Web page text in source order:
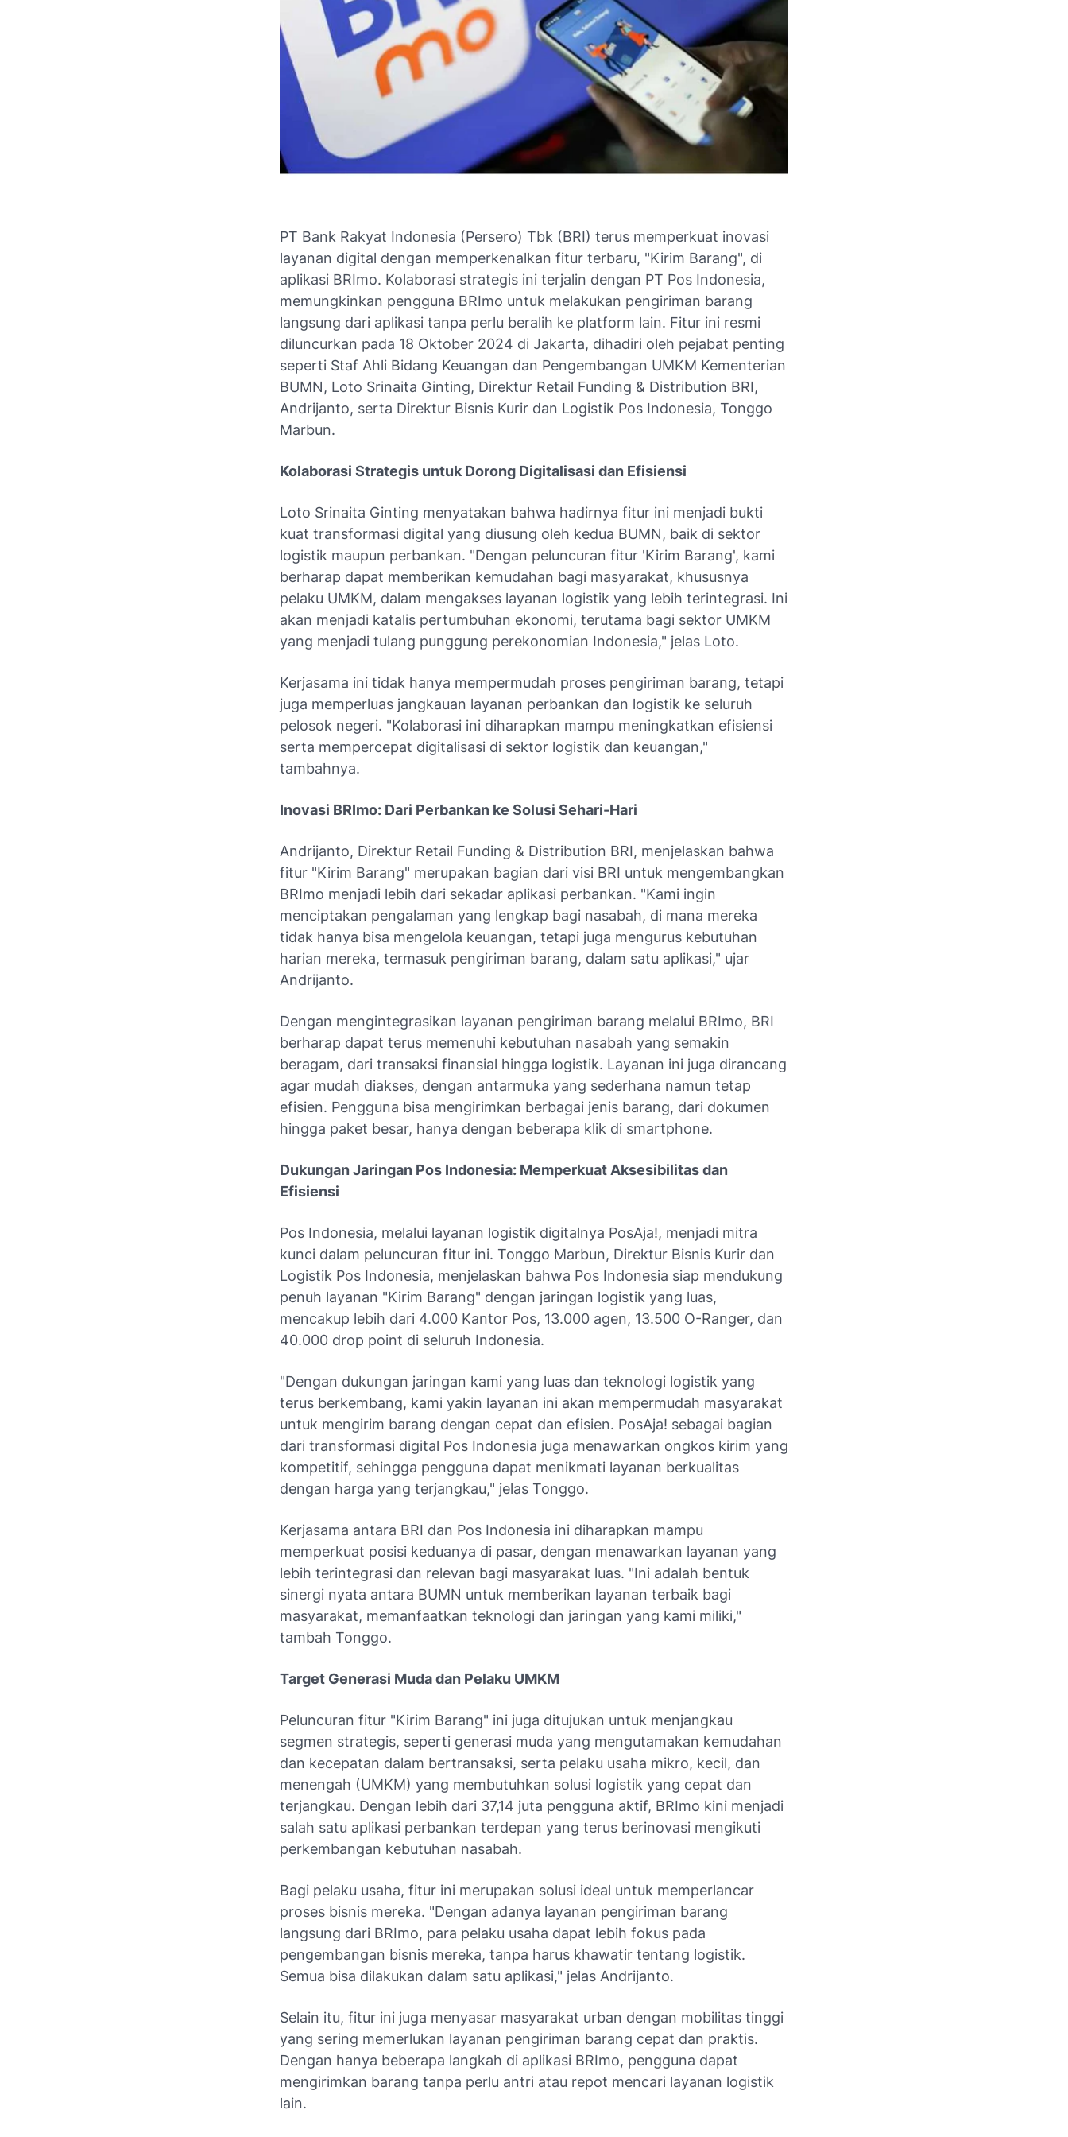
PT Bank Rakyat Indonesia (Persero) Tbk (BRI) terus memperkuat inovasi
layanan digital dengan memperkenalkan fitur terbaru, "Kirim Barang", di
aplikasi BRImo. Kolaborasi strategis ini terjalin dengan PT Pos Indonesia,
memungkinkan pengguna BRImo untuk melakukan pengiriman barang
langsung dari aplikasi tanpa perlu beralih ke platform lain. Fitur ini resmi
diluncurkan pada 18 Oktober 2024 di Jakarta, dihadiri oleh pejabat penting
seperti Staf Ahli Bidang Keuangan dan Pengembangan UMKM Kementerian
BUMN, Loto Srinaita Ginting, Direktur Retail Funding & Distribution BRI,
Andrijanto, serta Direktur Bisnis Kurir dan Logistik Pos Indonesia, Tonggo
Marbun.
Kolaborasi Strategis untuk Dorong Digitalisasi dan Efisiensi
Loto Srinaita Ginting menyatakan bahwa hadirnya fitur ini menjadi bukti
kuat transformasi digital yang diusung oleh kedua BUMN, baik di sektor
logistik maupun perbankan. "Dengan peluncuran fitur 'Kirim Barang', kami
berharap dapat memberikan kemudahan bagi masyarakat, khususnya
pelaku UMKM, dalam mengakses layanan logistik yang lebih terintegrasi. Ini
akan menjadi katalis pertumbuhan ekonomi, terutama bagi sektor UMKM
yang menjadi tulang punggung perekonomian Indonesia," jelas Loto.
Kerjasama ini tidak hanya mempermudah proses pengiriman barang, tetapi
juga memperluas jangkauan layanan perbankan dan logistik ke seluruh
pelosok negeri. "Kolaborasi ini diharapkan mampu meningkatkan efisiensi
serta mempercepat digitalisasi di sektor logistik dan keuangan,"
tambahnya.
Inovasi BRImo: Dari Perbankan ke Solusi Sehari-Hari
Andrijanto, Direktur Retail Funding & Distribution BRI, menjelaskan bahwa
fitur "Kirim Barang" merupakan bagian dari visi BRI untuk mengembangkan
BRImo menjadi lebih dari sekadar aplikasi perbankan. "Kami ingin
menciptakan pengalaman yang lengkap bagi nasabah, di mana mereka
tidak hanya bisa mengelola keuangan, tetapi juga mengurus kebutuhan
harian mereka, termasuk pengiriman barang, dalam satu aplikasi," ujar
Andrijanto.
Dengan mengintegrasikan layanan pengiriman barang melalui BRImo, BRI
berharap dapat terus memenuhi kebutuhan nasabah yang semakin
beragam, dari transaksi finansial hingga logistik. Layanan ini juga dirancang
agar mudah diakses, dengan antarmuka yang sederhana namun tetap
efisien. Pengguna bisa mengirimkan berbagai jenis barang, dari dokumen
hingga paket besar, hanya dengan beberapa klik di smartphone.
Dukungan Jaringan Pos Indonesia: Memperkuat Aksesibilitas dan
Efisiensi
Pos Indonesia, melalui layanan logistik digitalnya PosAja!, menjadi mitra
kunci dalam peluncuran fitur ini. Tonggo Marbun, Direktur Bisnis Kurir dan
Logistik Pos Indonesia, menjelaskan bahwa Pos Indonesia siap mendukung
penuh layanan "Kirim Barang" dengan jaringan logistik yang luas,
mencakup lebih dari 4.000 Kantor Pos, 13.000 agen, 13.500 O-Ranger, dan
40.000 drop point di seluruh Indonesia.
"Dengan dukungan jaringan kami yang luas dan teknologi logistik yang
terus berkembang, kami yakin layanan ini akan mempermudah masyarakat
untuk mengirim barang dengan cepat dan efisien. PosAja! sebagai bagian
dari transformasi digital Pos Indonesia juga menawarkan ongkos kirim yang
kompetitif, sehingga pengguna dapat menikmati layanan berkualitas
dengan harga yang terjangkau," jelas Tonggo.
Kerjasama antara BRI dan Pos Indonesia ini diharapkan mampu
memperkuat posisi keduanya di pasar, dengan menawarkan layanan yang
lebih terintegrasi dan relevan bagi masyarakat luas. "Ini adalah bentuk
sinergi nyata antara BUMN untuk memberikan layanan terbaik bagi
masyarakat, memanfaatkan teknologi dan jaringan yang kami miliki,"
tambah Tonggo.
Target Generasi Muda dan Pelaku UMKM
Peluncuran fitur "Kirim Barang" ini juga ditujukan untuk menjangkau
segmen strategis, seperti generasi muda yang mengutamakan kemudahan
dan kecepatan dalam bertransaksi, serta pelaku usaha mikro, kecil, dan
menengah (UMKM) yang membutuhkan solusi logistik yang cepat dan
terjangkau. Dengan lebih dari 37,14 juta pengguna aktif, BRImo kini menjadi
salah satu aplikasi perbankan terdepan yang terus berinovasi mengikuti
perkembangan kebutuhan nasabah.
Bagi pelaku usaha, fitur ini merupakan solusi ideal untuk memperlancar
proses bisnis mereka. "Dengan adanya layanan pengiriman barang
langsung dari BRImo, para pelaku usaha dapat lebih fokus pada
pengembangan bisnis mereka, tanpa harus khawatir tentang logistik.
Semua bisa dilakukan dalam satu aplikasi," jelas Andrijanto.
Selain itu, fitur ini juga menyasar masyarakat urban dengan mobilitas tinggi
yang sering memerlukan layanan pengiriman barang cepat dan praktis.
Dengan hanya beberapa langkah di aplikasi BRImo, pengguna dapat
mengirimkan barang tanpa perlu antri atau repot mencari layanan logistik
lain.